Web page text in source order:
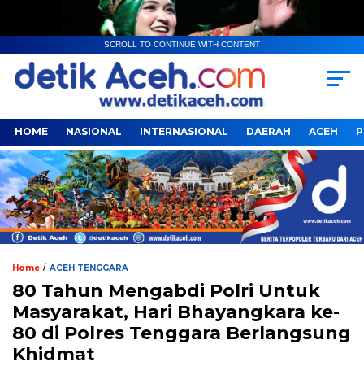
SCROLL TO CONTINUE WITH CONTENT
HOME NASIONAL INTERNASIONAL DAERAH ACEH
Home / ACEH TENGGARA
80 Tahun Mengabdi Polri Untuk
Masyarakat, Hari Bhayangkara ke-
80 di Polres Tenggara Berlangsung
Khidmat